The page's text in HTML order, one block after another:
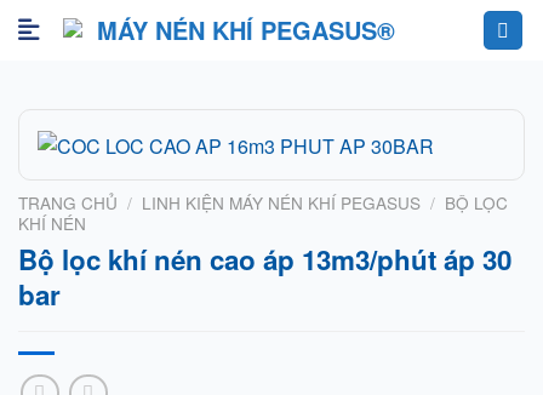
Skip
TRANG CHỦ / LINH KIỆN MÁY NÉN KHÍ PEGASUS / BỘ LỌC
KHÍ NÉN
Bộ lọc khí nén cao áp 13m3/phút áp 30
bar